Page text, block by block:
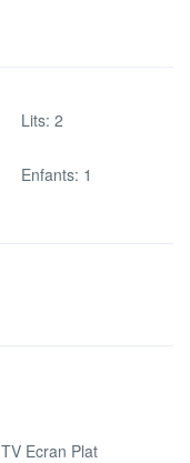
Lits: 2
Enfants: 1
TV Ecran Plat